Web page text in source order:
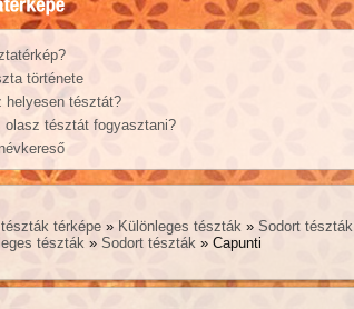
története
helyesen tésztát?
olasz tésztát fogyasztani?
térképe » Különleges tészták »Sodort tészták
tészták »Sodort tészták » Capunti